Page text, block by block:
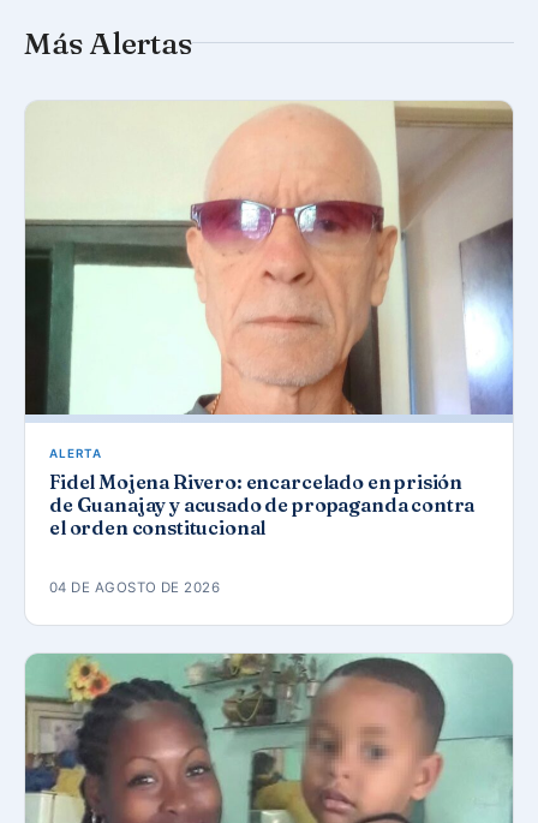
Más Alertas
ALERTA
Fidel Mojena Rivero: encarcelado en prisión
de Guanajay y acusado de propaganda contra
el orden constitucional
04 DE AGOSTO DE 2026